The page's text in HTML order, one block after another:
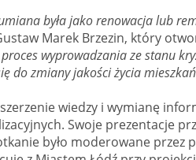
była jako renowacja lub
Marek Brzezin, który
wyprowadzania ze stanu
do zmiany jakości życia
wiedzy i wymianę
Swoje prezentacje
było moderowane